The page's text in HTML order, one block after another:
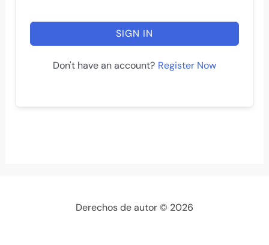
SIGN IN
Don't have an account? Register Now
Derechos de autor © 2026